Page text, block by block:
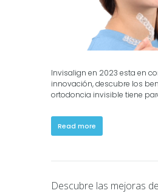
Invisalign en 2023 esta en
innovación, descubre los
ortodoncia invisible tiene
Read more
Descubre las mejoras